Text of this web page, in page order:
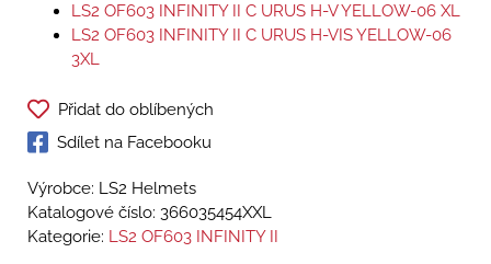
LS2 OF603 INFINITY II C URUS H-V YELLOW-06 XL
LS2 OF603 INFINITY II C URUS H-VIS YELLOW-06
3XL
Přidat do oblíbených
Sdílet na Facebooku
Výrobce: LS2 Helmets
Katalogové číslo: 366035454XXL
Kategorie: LS2 OF603 INFINITY II